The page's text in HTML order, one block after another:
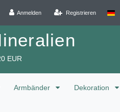
Anmelden Registrieren
EUR
Armbänder Dekoration